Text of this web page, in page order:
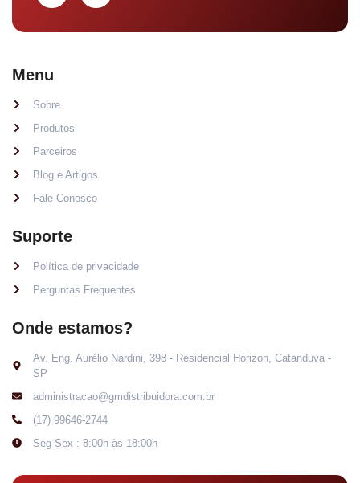
Menu
Sobre
Produtos
Parceiros
Blog e Artigos
Fale Conosco
Suporte
Política de privacidade
Perguntas Frequentes
Onde estamos?
Av. Eng. Aurélio Nardini, 398 - Residencial Horizon, Catanduva -
SP
administracao@gmdistribuidora.com.br
(17) 99646-2744
Seg-Sex : 8:00h às 18:00h